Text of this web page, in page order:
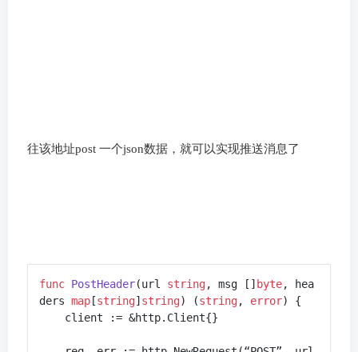
往该地址post 一个json数据，就可以实现推送消息了
func PostHeader(url string, msg [] byte, hea
ders map [string] string) (string, error) {
client := &http.Client{}